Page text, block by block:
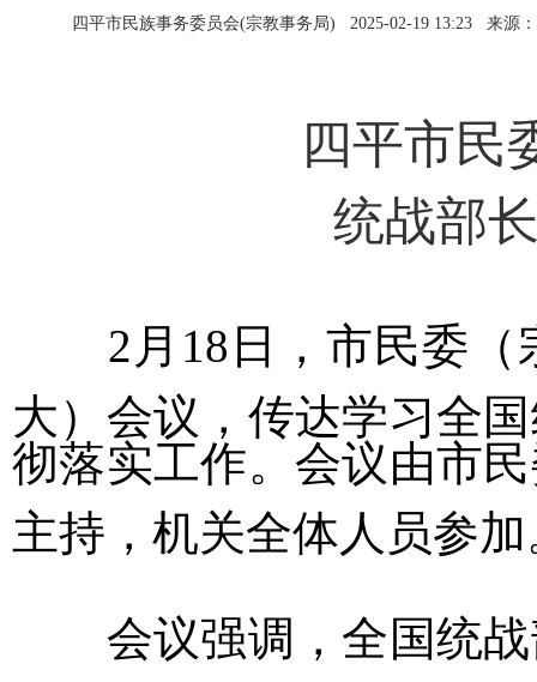
四平市民族事务委员会(宗教事务局) 2025-02-19 13:23 来源：
四平市民
统战部
2月18日，市民委
大）会议，传达学习全
彻落实工作。会议由市
主持，机关全体人员参加
会议强调，全国统